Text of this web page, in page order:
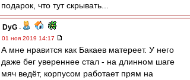
подарок, что тут скрывать...
DyG -
01 ноя 2019 14:17
А мне нравится как Бакаев матереет. У него
даже бег увереннее стал - на длинном шаге
мяч ведёт, корпусом работает прям на